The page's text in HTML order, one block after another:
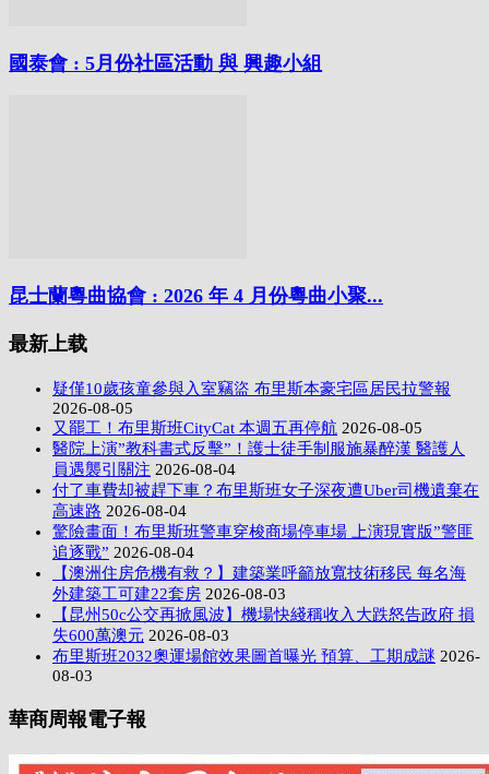
國泰會 : 5月份社區活動 與 興趣小組
昆士蘭粵曲協會 : 2026 年 4 月份粵曲小聚...
最新上载
疑僅10歲孩童參與入室竊盜 布里斯本豪宅區居民拉警報
2026-08-05
又罷工！布里斯班CityCat 本週五再停航 2026-08-05
醫院上演”教科書式反擊”！護士徒手制服施暴醉漢 醫護人
員遇襲引關注 2026-08-04
付了車費却被趕下車？布里斯班女子深夜遭Uber司機遺棄在
高速路 2026-08-04
驚險畫面！布里斯班警車穿梭商場停車場 上演現實版”警匪
追逐戰” 2026-08-04
【澳洲住房危機有救？】建築業呼籲放寬技術移民 每名海
外建築工可建22套房 2026-08-03
【昆州50c公交再掀風波】機場快綫稱收入大跌怒告政府 損
失600萬澳元 2026-08-03
布里斯班2032奧運場館效果圖首曝光 預算、工期成謎 2026-
08-03
華商周報電子報